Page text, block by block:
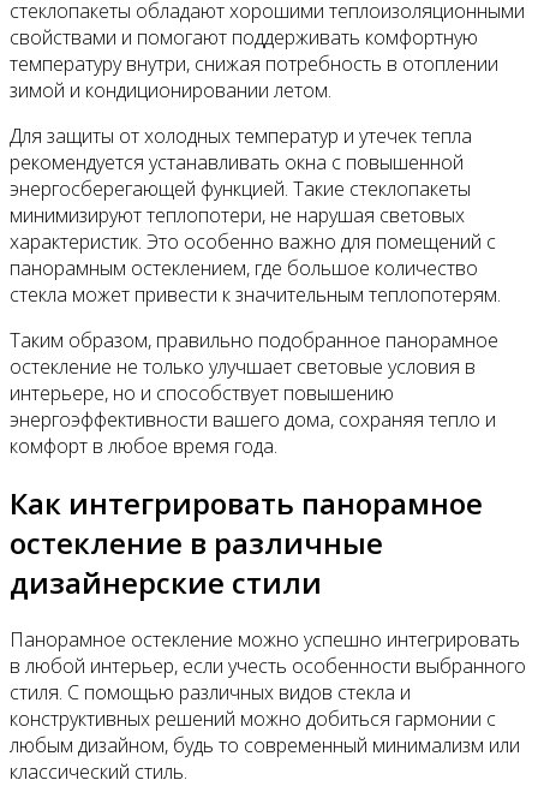
стеклопакеты обладают хорошими теплоизоляционными
свойствами и помогают поддерживать комфортную
температуру внутри, снижая потребность в отоплении
зимой и кондиционировании летом.
Для защиты от холодных температур и утечек тепла
рекомендуется устанавливать окна с повышенной
энергосберегающей функцией. Такие стеклопакеты
минимизируют теплопотери, не нарушая световых
характеристик. Это особенно важно для помещений с
панорамным остеклением, где большое количество
стекла может привести к значительным теплопотерям.
Таким образом, правильно подобранное панорамное
остекление не только улучшает световые условия в
интерьере, но и способствует повышению
энергоэффективности вашего дома, сохраняя тепло и
комфорт в любое время года.
Как интегрировать панорамное
остекление в различные
дизайнерские стили
Панорамное остекление можно успешно интегрировать
в любой интерьер, если учесть особенности выбранного
стиля. С помощью различных видов стекла и
конструктивных решений можно добиться гармонии с
любым дизайном, будь то современный минимализм или
классический стиль.